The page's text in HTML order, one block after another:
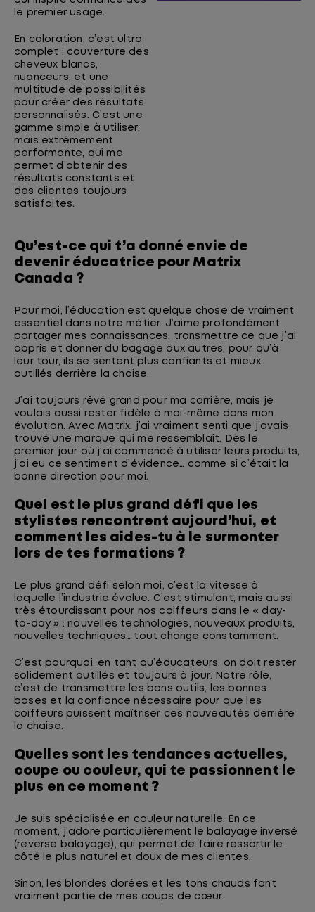
le premier usage.
En coloration, c’est ultra
complet : couverture des
cheveux blancs,
nuanceurs, et une
multitude de possibilités
pour créer des résultats
personnalisés. C’est une
gamme simple à utiliser,
mais extrêmement
performante, qui me
permet d’obtenir des
résultats constants et
des clientes toujours
satisfaites.
Qu’est-ce qui t’a donné envie de
devenir éducatrice pour Matrix
Canada ?
Pour moi, l’éducation est quelque chose de vraiment
essentiel dans notre métier. J’aime profondément
partager mes connaissances, transmettre ce que j’ai
appris et donner du bagage aux autres, pour qu’à
leur tour, ils se sentent plus confiants et mieux
outillés derrière la chaise.
J’ai toujours rêvé grand pour ma carrière, mais je
voulais aussi rester fidèle à moi-même dans mon
évolution. Avec Matrix, j’ai vraiment senti que j’avais
trouvé une marque qui me ressemblait. Dès le
premier jour où j’ai commencé à utiliser leurs produits,
j’ai eu ce sentiment d’évidence… comme si c’était la
bonne direction pour moi.
Quel est le plus grand défi que les
stylistes rencontrent aujourd’hui, et
comment les aides-tu à le surmonter
lors de tes formations ?
Le plus grand défi selon moi, c’est la vitesse à
laquelle l’industrie évolue. C’est stimulant, mais aussi
très étourdissant pour nos coiffeurs dans le « day-
to-day » : nouvelles technologies, nouveaux produits,
nouvelles techniques… tout change constamment.
C’est pourquoi, en tant qu’éducateurs, on doit rester
solidement outillés et toujours à jour. Notre rôle,
c’est de transmettre les bons outils, les bonnes
bases et la confiance nécessaire pour que les
coiffeurs puissent maîtriser ces nouveautés derrière
la chaise.
Quelles sont les tendances actuelles,
coupe ou couleur, qui te passionnent le
plus en ce moment ?
Je suis spécialisée en couleur naturelle. En ce
moment, j’adore particulièrement le balayage inversé
(reverse balayage), qui permet de faire ressortir le
côté le plus naturel et doux de mes clientes.
Sinon, les blondes dorées et les tons chauds font
vraiment partie de mes coups de cœur.